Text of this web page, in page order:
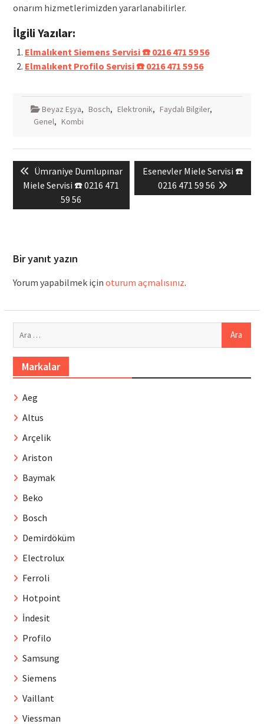
onarım hizmetlerimizden yararlanabilirler.
İlgili Yazılar:
Elmalıkent Siemens Servisi ☎️ 0216 471 59 56
Elmalıkent Profilo Servisi ☎️ 0216 471 59 56
Beyaz Eşya, Bosch, Elektronik, Faydalı Bilgiler,
Genel, Kombi
gezinmesi
Previous
post:
Ümraniye Dumlupınar
Miele Servisi ☎️ 0216 471
59 56
Next
post:
Esenevler Miele Servisi ☎️
0216 471 59 56
Bir yanıt yazın
Yorum yapabilmek için oturum açmalısınız.
Markalar
Aeg
Altus
Arçelik
Ariston
Baymak
Beko
Bosch
Demirdöküm
Electrolux
Ferroli
Hotpoint
İndesit
Profilo
Samsung
Siemens
Vaillant
Viessman